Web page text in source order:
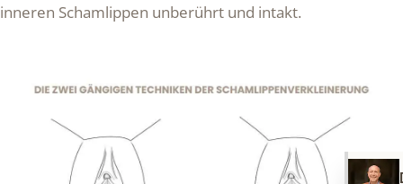
inneren Schamlippen unberührt und intakt.